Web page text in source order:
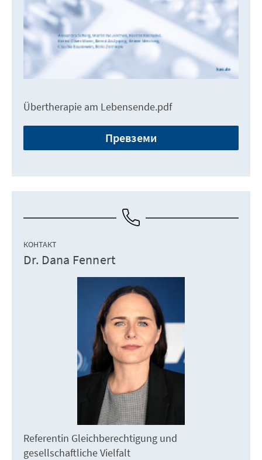
Übertherapie am Lebensende.pdf
Превземи
КОНТАКТ
Dr. Dana Fennert
Referentin Gleichberechtigung und
gesellschaftliche Vielfalt